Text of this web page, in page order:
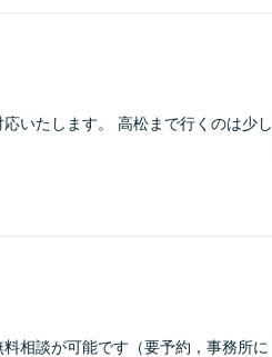
いたします。 高松まで行くのは少し
相談が可能です（要予約，事務所に